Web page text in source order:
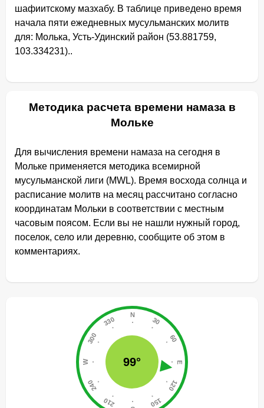
шафиитскому мазхабу. В таблице приведено время
начала пяти ежедневных мусульманских молитв
для: Молька, Усть-Удинский район (53.881759,
103.334231)..
Методика расчета времени намаза в
Мольке
Для вычисления времени намаза на сегодня в
Мольке применяется методика всемирной
мусульманской лиги (MWL). Время восхода солнца и
расписание молитв на месяц рассчитано согласно
координатам Мольки в соответствии с местным
часовым поясом. Если вы не нашли нужный город,
поселок, село или деревню, сообщите об этом в
комментариях.
99°